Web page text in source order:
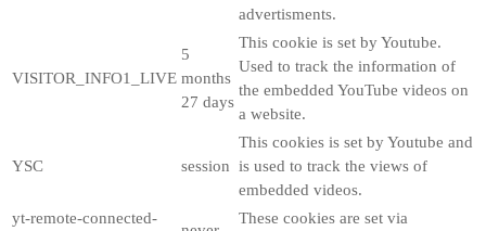
advertisments.
VISITOR_INFO1_LIVE
5
months
27 days
This cookie is set by Youtube.
Used to track the information of
the embedded YouTube videos on
a website.
YSC session
This cookies is set by Youtube and
is used to track the views of
embedded videos.
yt-remote-connected-
These cookies are set via